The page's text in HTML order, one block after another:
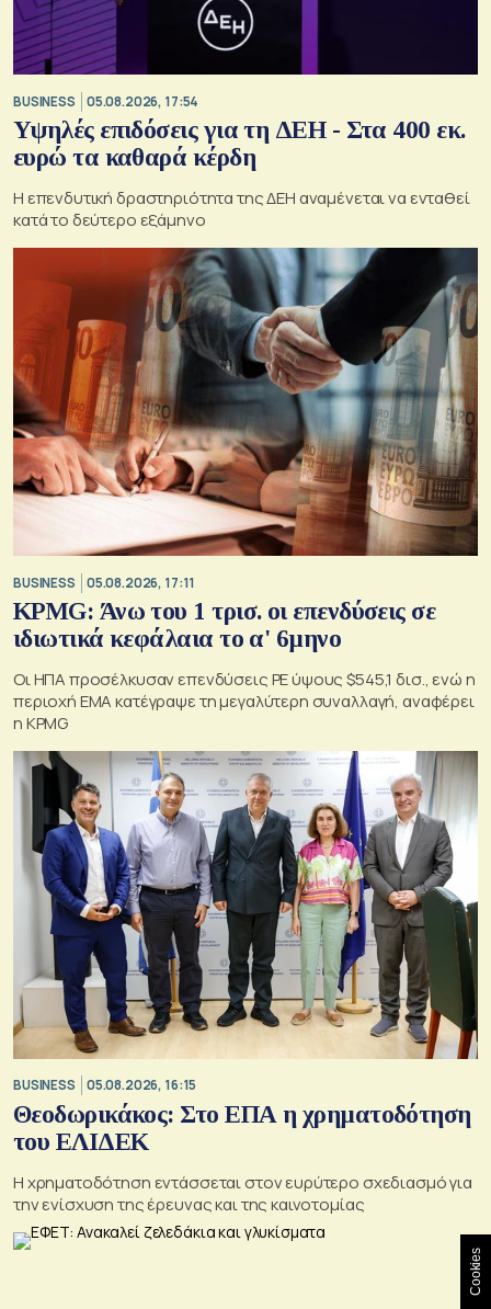
BUSINESS 05.08.2026, 17:54
Υψηλές επιδόσεις για τη ΔΕΗ - Στα 400 εκ.
ευρώ τα καθαρά κέρδη
Η επενδυτική δραστηριότητα της ΔΕΗ αναμένεται να ενταθεί
κατά το δεύτερο εξάμηνο
BUSINESS 05.08.2026, 17:11
KPMG: Άνω του 1 τρισ. oι επενδύσεις σε
ιδιωτικά κεφάλαια το α' 6μηνο
Οι ΗΠΑ προσέλκυσαν επενδύσεις PE ύψους $545,1 δισ., ενώ η
περιοχή EMA κατέγραψε τη μεγαλύτερη συναλλαγή, αναφέρει
η KPMG
BUSINESS 05.08.2026, 16:15
Θεοδωρικάκος: Στο ΕΠΑ η χρηματοδότηση
του ΕΛΙΔΕΚ
Η χρηματοδότηση εντάσσεται στον ευρύτερο σχεδιασμό για
την ενίσχυση της έρευνας και της καινοτομίας
Cookies